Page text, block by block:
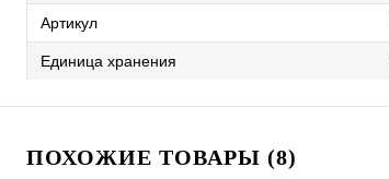
Артикул
Единица хранения
ПОХОЖИЕ ТОВАРЫ (8)